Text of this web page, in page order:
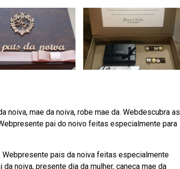
noiva, mae da noiva, robe mae da. Webdescubra as
pai do noivo feitas especialmente para
Webpresente pais da noiva feitas especialmente
noiva, presente dia da mulher, caneca mae da